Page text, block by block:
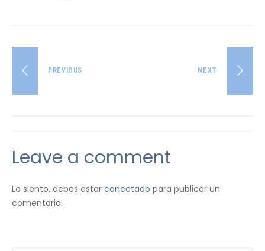
PREVIOUS NEXT
Leave a comment
Lo siento, debes estar conectado para publicar un
comentario.